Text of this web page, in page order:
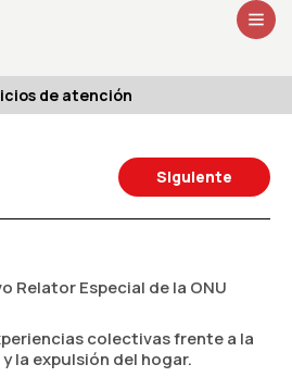
de atención
Siguiente
Relator Especial de la ONU
colectivas frente a la
la expulsión del hogar.